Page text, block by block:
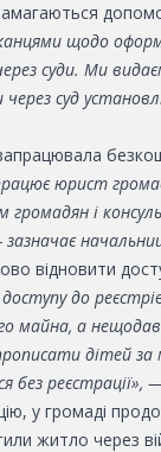
щодо
суди. Ми
через суд
юрист
громадян і
відновити
доступу до
майна, а
дітей за
реєстрації»,
у громаді
житло через